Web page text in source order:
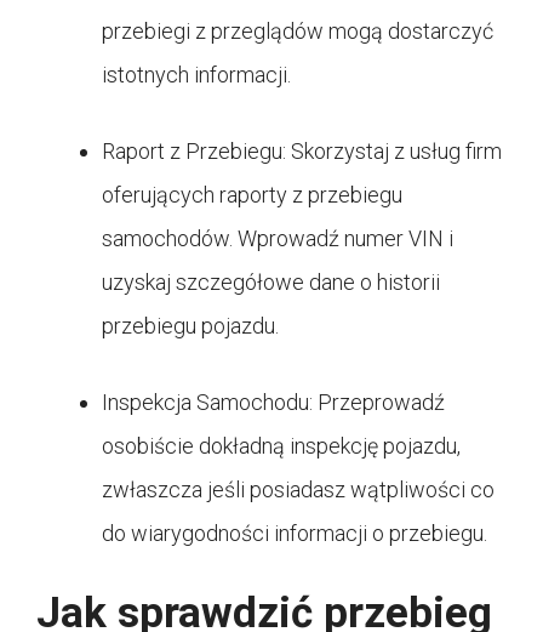
przebiegi z przeglądów mogą dostarczyć
istotnych informacji.
Raport z Przebiegu: Skorzystaj z usług firm
oferujących raporty z przebiegu
samochodów. Wprowadź numer VIN i
uzyskaj szczegółowe dane o historii
przebiegu pojazdu.
Inspekcja Samochodu: Przeprowadź
osobiście dokładną inspekcję pojazdu,
zwłaszcza jeśli posiadasz wątpliwości co
do wiarygodności informacji o przebiegu.
Jak sprawdzić przebieg